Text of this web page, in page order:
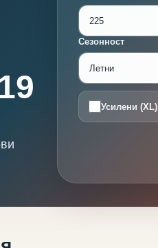
Сезонност
Усилени (XL)